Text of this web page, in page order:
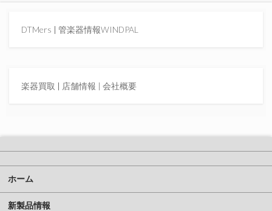
DTMers | 管楽器情報WINDPAL
楽器買取 | 店舗情報 | 会社概要
ホーム
新製品情報